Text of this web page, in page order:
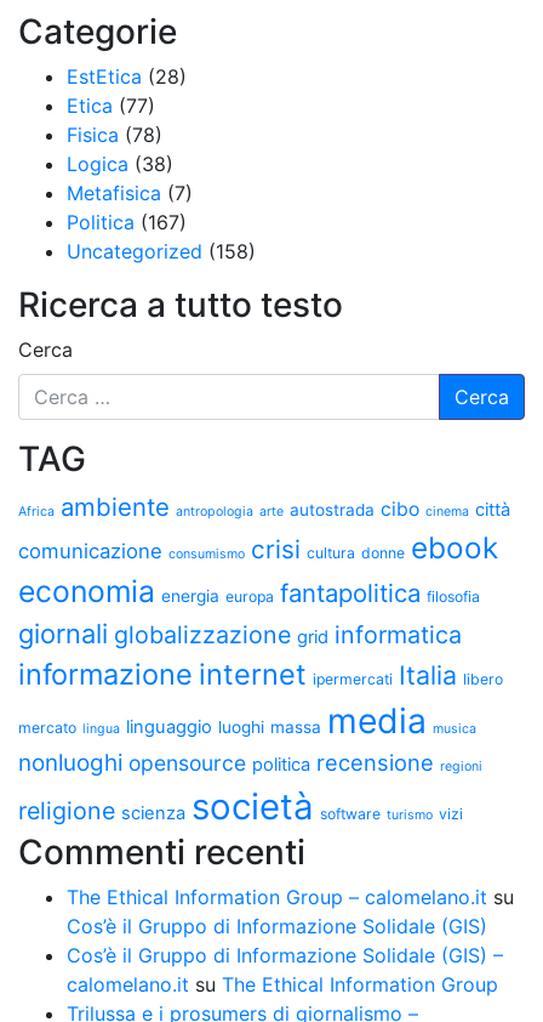
Categorie
EstEtica (28)
Etica (77)
Fisica (78)
Logica (38)
Metafisica (7)
Politica (167)
Uncategorized (158)
Ricerca a tutto testo
Cerca
TAG
Africa ambiente antropologia arte autostrada cibo cinema città
comunicazione consumismo crisi cultura donne ebook
economia energia europa fantapolitica filosofia
giornali globalizzazione grid informatica
informazione internet ipermercati Italia libero
mercato lingua linguaggio luoghi massa media musica
nonluoghi opensource politica recensione regioni
religione scienza società software turismo vizi
Commenti recenti
The Ethical Information Group – calomelano.it su
Cos’è il Gruppo di Informazione Solidale (GIS)
Cos’è il Gruppo di Informazione Solidale (GIS) –
calomelano.it su The Ethical Information Group
Trilussa e i prosumers di giornalismo –